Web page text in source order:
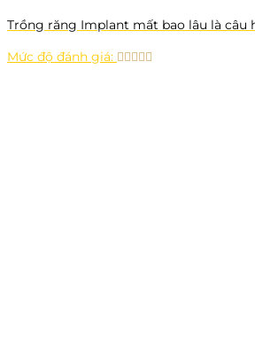
Trồng răng Implant mất bao lâu là
Mức độ đánh giá: